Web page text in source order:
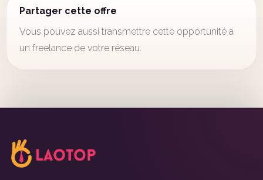
Partager cette offre
Vous pouvez aussi transmettre cette opportunité à
un freelance de votre réseau.